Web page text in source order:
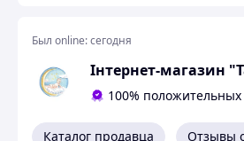
Был online:сегодня
Інтернет-магазин
100%
Каталог продавца Отзывы